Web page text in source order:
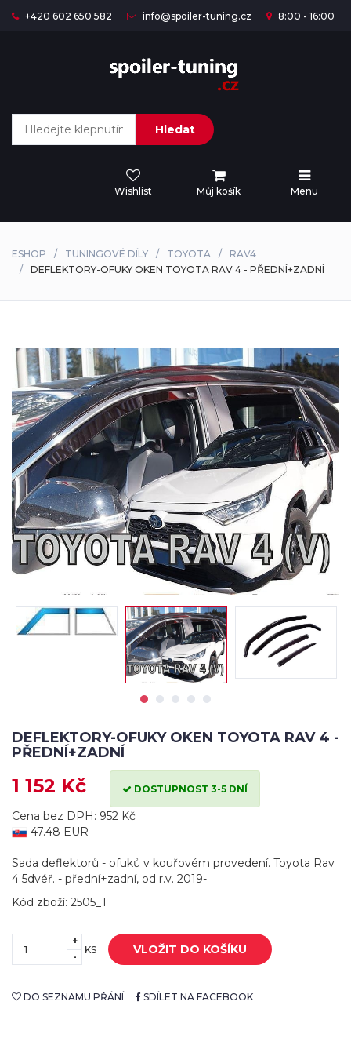
+420 602 650 582 info@spoiler-tuning.cz 8:00 - 16:00
Hledat
Wishlist Můj košík Menu
ESHOP TUNINGOVÉ DÍLY TOYOTA
RAV4
DEFLEKTORY-OFUKY OKEN TOYOTA RAV 4 - PŘEDNÍ+ZADNÍ
DEFLEKTORY-OFUKY OKEN TOYOTA RAV 4 -
PŘEDNÍ+ZADNÍ
1 152 Kč DOSTUPNOST 3-5 DNÍ
Cena bez DPH: 952 Kč
47.48 EUR
Sada deflektorů - ofuků v kouřovém provedení. Toyota Rav
4 5dvéř. - přední+zadní, od r.v. 2019-
Kód zboží: 2505_T
+
-
KS VLOŽIT DO KOŠÍKU
DO SEZNAMU PŘÁNÍ SDÍLET NA FACEBOOK